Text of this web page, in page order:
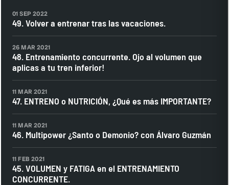
01 SEP 2022
49. Volver a entrenar tras las vacaciones.
26 MAR 2021
48. Entrenamiento concurrente. Ojo al volumen que
aplicas a tu tren inferior!
11 MAR 2021
47. ENTRENO o NUTRICIÓN, ¿Qué es más IMPORTANTE?
11 MAR 2021
46. Multipower ¿Santo o Demonio? con Álvaro Guzmán
11 FEB 2021
45. VOLUMEN y FATIGA en el ENTRENAMIENTO
CONCURRENTE.